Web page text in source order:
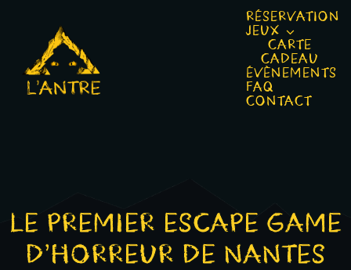
contenu
RÉSERVATION
JEUX
CARTE
CADEAU
ÉVÈNEMENTS
FAQ
CONTACT
LE PREMIER ESCAPE GAME
D’HORREUR DE NANTES